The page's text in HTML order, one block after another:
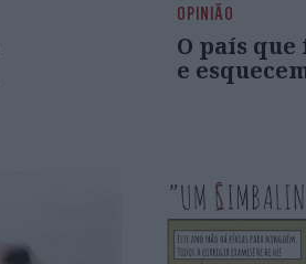
OPINIÃO
O país
e